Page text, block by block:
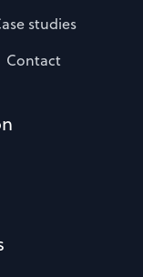
studies
Contact